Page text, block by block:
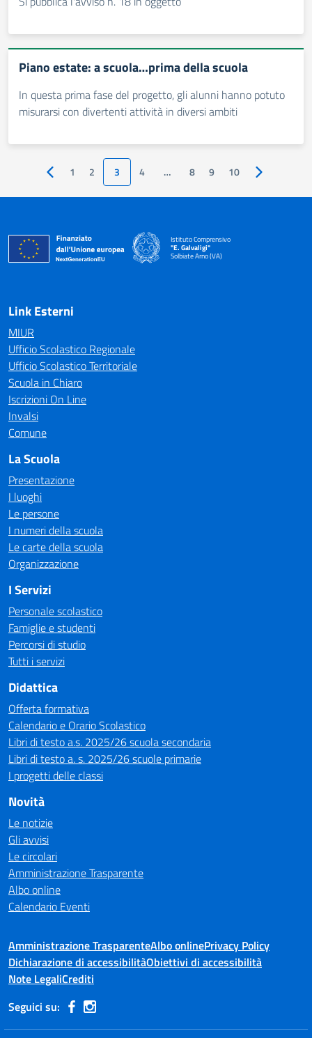
Piano estate: a scuola…prima della scuola
In questa prima fase del progetto, gli alunni hanno potuto
misurarsi con divertenti attività in diversi ambiti
Pagina precedente
1 2 3 4 … 8 9 10 Pagina
Istituto Comprensivo
"E. Galvaligi"
Solbiate Arno (VA)
— Visita la pagina iniziale della scuola
Link Esterni
MIUR
Ufficio Scolastico Regionale
Ufficio Scolastico Territoriale
Scuola in Chiaro
Iscrizioni On Line
Invalsi
Comune
La Scuola
Presentazione
I luoghi
Le persone
I numeri della scuola
Le carte della scuola
Organizzazione
I Servizi
Personale scolastico
Famiglie e studenti
Percorsi di studio
Tutti i servizi
Didattica
Offerta formativa
Calendario e Orario Scolastico
Libri di testo a.s. 2025/26 scuola secondaria
Libri di testo a. s. 2025/26 scuole primarie
I progetti delle classi
Novità
Le notizie
Gli avvisi
Le circolari
Amministrazione Trasparente
Albo online
Calendario Eventi
Amministrazione TrasparenteAlbo onlinePrivacy Policy
Dichiarazione di accessibilitàObiettivi di accessibilità
Note LegaliCrediti
Seguici su: